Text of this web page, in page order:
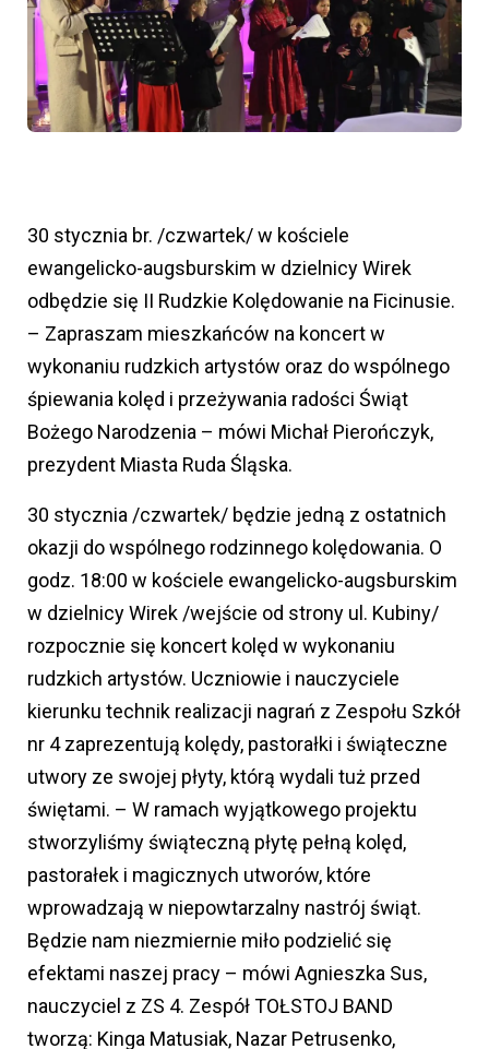
30 stycznia br. /czwartek/ w kościele
ewangelicko-augsburskim w dzielnicy Wirek
odbędzie się II Rudzkie Kolędowanie na Ficinusie.
– Zapraszam mieszkańców na koncert w
wykonaniu rudzkich artystów oraz do wspólnego
śpiewania kolęd i przeżywania radości Świąt
Bożego Narodzenia – mówi Michał Pierończyk,
prezydent Miasta Ruda Śląska.
30 stycznia /czwartek/ będzie jedną z ostatnich
okazji do wspólnego rodzinnego kolędowania. O
godz. 18:00 w kościele ewangelicko-augsburskim
w dzielnicy Wirek /wejście od strony ul. Kubiny/
rozpocznie się koncert kolęd w wykonaniu
rudzkich artystów. Uczniowie i nauczyciele
kierunku technik realizacji nagrań z Zespołu Szkół
nr 4 zaprezentują kolędy, pastorałki i świąteczne
utwory ze swojej płyty, którą wydali tuż przed
świętami. – W ramach wyjątkowego projektu
stworzyliśmy świąteczną płytę pełną kolęd,
pastorałek i magicznych utworów, które
wprowadzają w niepowtarzalny nastrój świąt.
Będzie nam niezmiernie miło podzielić się
efektami naszej pracy – mówi Agnieszka Sus,
nauczyciel z ZS 4. Zespół TOŁSTOJ BAND
tworzą: Kinga Matusiak, Nazar Petrusenko,